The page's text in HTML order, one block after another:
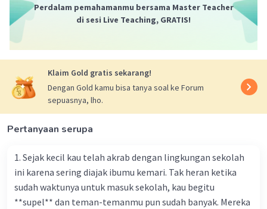
Perdalam pemahamanmu bersama Master Teacher
di sesi Live Teaching, GRATIS!
Klaim Gold gratis sekarang!
Dengan Gold kamu bisa tanya soal ke Forum
sepuasnya, lho.
Pertanyaan serupa
1. Sejak kecil kau telah akrab dengan lingkungan sekolah
ini karena sering diajak ibumu kemari. Tak heran ketika
sudah waktunya untuk masuk sekolah, kau begitu
**supel** dan teman-temanmu pun sudah banyak. Mereka